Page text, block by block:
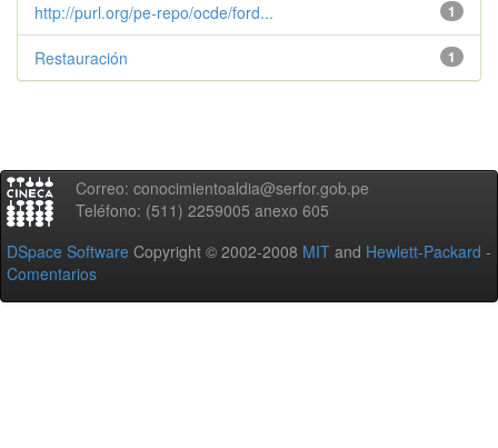
1
http://purl.org/pe-repo/ocde/ford...
1
Restauración
Correo: conocimientoaldia@serfor.gob.pe
Teléfono: (511) 2259005 anexo 605
DSpace Software Copyright © 2002-2008 MIT and Hewlett-Packard -
Comentarios